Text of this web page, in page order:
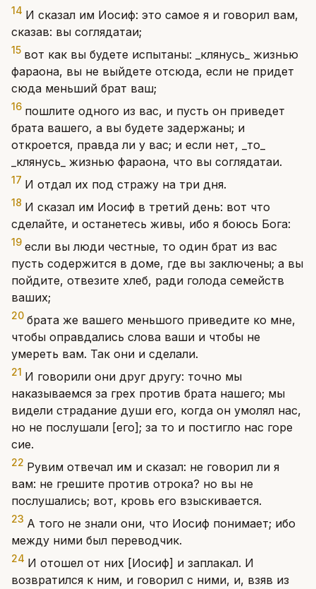
14 И сказал им Иосиф: это самое я и говорил вам,
сказав: вы соглядатаи;
15 вот как вы будете испытаны: _клянусь_ жизнью
фараона, вы не выйдете отсюда, если не придет
сюда меньший брат ваш;
16 пошлите одного из вас, и пусть он приведет
брата вашего, а вы будете задержаны; и
откроется, правда ли у вас; и если нет, _то_
_клянусь_ жизнью фараона, что вы соглядатаи.
17 И отдал их под стражу на три дня.
18 И сказал им Иосиф в третий день: вот что
сделайте, и останетесь живы, ибо я боюсь Бога:
19 если вы люди честные, то один брат из вас
пусть содержится в доме, где вы заключены; а вы
пойдите, отвезите хлеб, ради голода семейств
ваших;
20 брата же вашего меньшого приведите ко мне,
чтобы оправдались слова ваши и чтобы не
умереть вам. Так они и сделали.
21 И говорили они друг другу: точно мы
наказываемся за грех против брата нашего; мы
видели страдание души его, когда он умолял нас,
но не послушали [его]; за то и постигло нас горе
сие.
22 Рувим отвечал им и сказал: не говорил ли я
вам: не грешите против отрока? но вы не
послушались; вот, кровь его взыскивается.
23 А того не знали они, что Иосиф понимает; ибо
между ними был переводчик.
24 И отошел от них [Иосиф] и заплакал. И
возвратился к ним, и говорил с ними, и, взяв из